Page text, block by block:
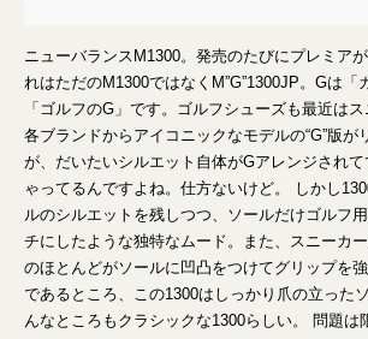
ニューバランスM1300。発売のたびにプレミア
れはただのM1300ではなくM”G”1300JP。Gは「
「ゴルフのG」です。ゴルフシューズも最近はス
各ブランドからアイコニックなモデルの“G”版が
が、だいたいシルエット自体がGアレンジされ
ゃってるんですよね。仕方ないけど。 しかし
ルのシルエットを残しつつ、ソールだけゴルフ
チにしたような独特なムード。また、スニーカ
のほとんどがソールに凹凸をつけてグリップを
であるところ、この1300はしっかり爪の立った
んなところもクラシックな1300らしい。 問題は